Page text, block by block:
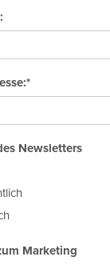
Newsletters
Marketing